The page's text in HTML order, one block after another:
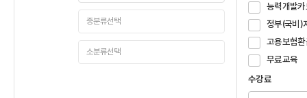
능력개발
정부(국비)
고용보험
무료교육
수강료